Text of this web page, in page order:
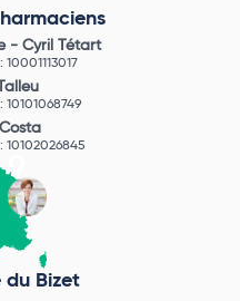
- Cyril Tétart
10001113017
: 10101068749
: 10102026845
du Bizet